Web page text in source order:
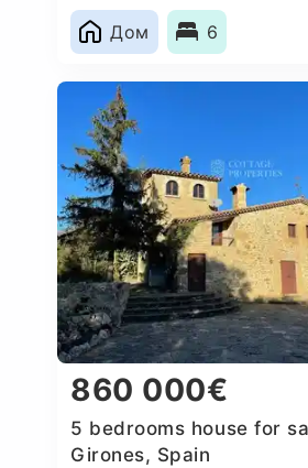
Дом
6
860 000€
5 bedrooms house for
Girones, Spain